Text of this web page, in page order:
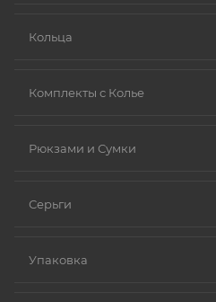
Кольца
Комплекты с Колье
Рюкзами и Сумки
Серьги
Упаковка